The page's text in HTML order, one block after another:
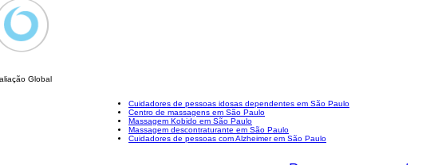
Global
Cuidadores de pessoas idosas dependentes em São Paulo
Centro de massagens em São Paulo
Massagem Kobido em São Paulo
Massagem descontraturante em São Paulo
Cuidadores de pessoas com Alzheimer em São Paulo